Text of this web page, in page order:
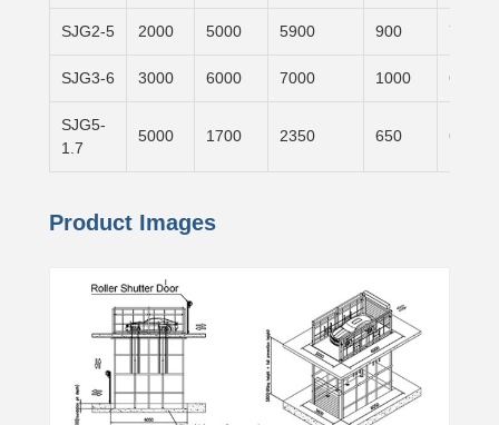
SJG2-5 2000 5000 5900 900
SJG3-6 3000 6000 7000 1000
SJG5-
1.7
5000 1700 2350 650
Product Images